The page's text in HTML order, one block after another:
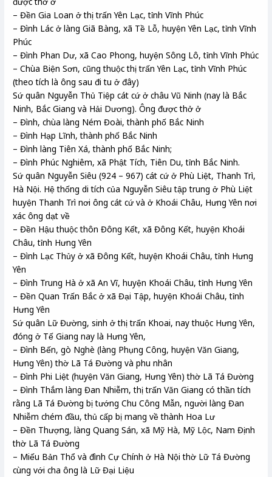
– Đền Gia Loan ở thị trấn Yên Lạc, tỉnh Vĩnh Phúc
– Đình Lác ở làng Giã Bàng, xã Tề Lỗ, huyện Yên Lạc, tỉnh Vĩnh
Phúc
– Đình Phan Dư, xã Cao Phong, huyện Sông Lô, tỉnh Vĩnh Phúc
– Chùa Biện Sơn, cũng thuộc thị trấn Yên Lạc, tỉnh Vĩnh Phúc
(theo tích là ông sau đi tu ở đây)
Sứ quân Nguyễn Thủ Tiệp cát cứ ở châu Vũ Ninh (nay là Bắc
Ninh, Bắc Giang và Hải Dương). Ông được thở ở
– Đình, chùa làng Ném Đoài, thành phố Bắc Ninh
– Đình Hạp Lĩnh, thành phố Bắc Ninh
– Đình làng Tiên Xá, thành phố Bắc Ninh;
– Đình Phúc Nghiêm, xã Phật Tích, Tiên Du, tỉnh Bắc Ninh.
Sứ quân Nguyễn Siêu (924 – 967) cát cứ ở Phù Liệt, Thanh Trì,
Hà Nội. Hệ thống di tích của Nguyễn Siêu tập trung ở Phù Liệt
huyện Thanh Trì nơi ông cát cứ và ở Khoái Châu, Hưng Yên nơi
xác ông dạt về
– Đền Hậu thuộc thôn Đông Kết, xã Đông Kết, huyện Khoái
Châu, tỉnh Hưng Yên
– Đình Lạc Thủy ở xã Đông Kết, huyện Khoái Châu, tỉnh Hưng
Yên
– Đình Trung Hà ở xã An Vĩ, huyện Khoái Châu, tỉnh Hưng Yên
– Đền Quan Trấn Bắc ở xã Đại Tập, huyện Khoái Châu, tỉnh
Hưng Yên
Sứ quân Lữ Đường, sinh ở thị trấn Khoai, nay thuộc Hưng Yên,
đóng ở Tế Giang nay là Hưng Yên,
– Đình Bến, gò Nghè (làng Phụng Công, huyện Văn Giang,
Hưng Yên) thờ Lã Tá Đường và phu nhân
– Đình Phi Liệt (huyện Văn Giang, Hưng Yên) thờ Lã Tá Đường
– Đình Thắm làng Đan Nhiễm, thị trấn Văn Giang có thần tích
rằng Lã Tá Đường bị tướng Chu Công Mẫn, người làng Đan
Nhiễm chém đầu, thủ cấp bị mang về thành Hoa Lư
– Đền Thượng, làng Quang Sán, xã Mỹ Hà, Mỹ Lộc, Nam Định
thờ Lã Tá Đường
– Miếu Bản Thổ và đình Cự Chính ở Hà Nội thờ Lữ Tá Đường
cùng với cha ông là Lữ Đại Liệu